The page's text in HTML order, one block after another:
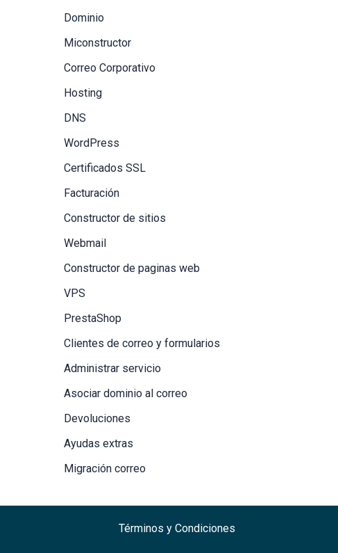
Dominio
Miconstructor
Correo Corporativo
Hosting
DNS
WordPress
Certificados SSL
Facturación
Constructor de sitios
Webmail
Constructor de paginas web
VPS
PrestaShop
Clientes de correo y formularios
Administrar servicio
Asociar dominio al correo
Devoluciones
Ayudas extras
Migración correo
Términos y Condiciones